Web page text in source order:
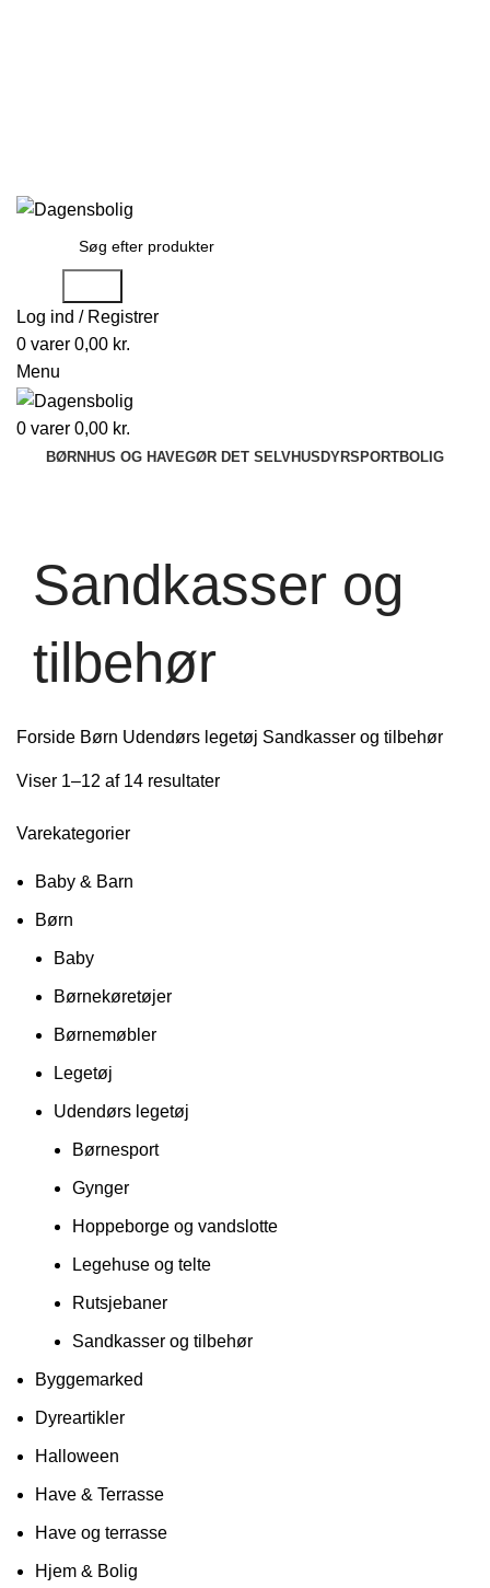
Log ind / Registrer
0 varer 0,00 kr.
Menu
0 varer 0,00 kr.
BØRNHUS OG HAVEGØR DET SELVHUSDYRSPORTBOLIG
Sandkasser og
tilbehør
Forside Børn Udendørs legetøj Sandkasser og tilbehør
Viser 1–12 af 14 resultater
Varekategorier
Baby & Barn
Børn
Baby
Børnekøretøjer
Børnemøbler
Legetøj
Udendørs legetøj
Børnesport
Gynger
Hoppeborge og vandslotte
Legehuse og telte
Rutsjebaner
Sandkasser og tilbehør
Byggemarked
Dyreartikler
Halloween
Have & Terrasse
Have og terrasse
Hjem & Bolig